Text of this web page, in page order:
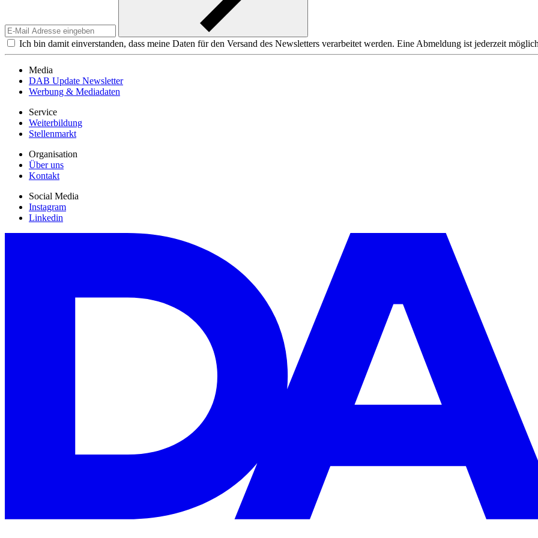
Ich bin damit einverstanden, dass meine Daten für den Versand des Newsletters verarbeitet werden. Eine Abmeldung ist jederzeit
Media
DAB Update Newsletter
Werbung & Mediadaten
Service
Weiterbildung
Stellenmarkt
Organisation
Über uns
Kontakt
Social Media
Instagram
Linkedin